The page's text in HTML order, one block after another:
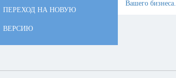
ПЕРЕХОД НА НОВУЮ
ВЕРСИЮ
Вашего бизнеса.